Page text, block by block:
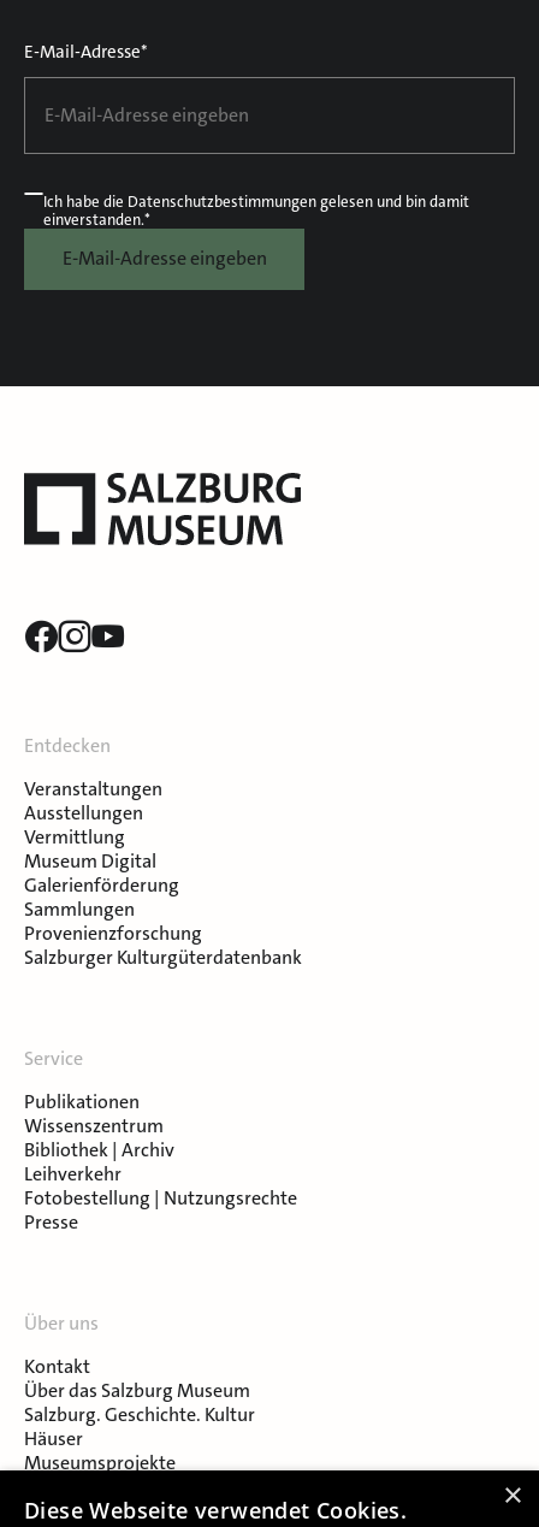
E-Mail-Adresse*
Ich habe die Datenschutzbestimmungengelesen und bin damit
einverstanden.*
E-Mail-Adresse eingeben
Entdecken
Veranstaltungen
Ausstellungen
Vermittlung
Museum Digital
Galerienförderung
Sammlungen
Provenienzforschung
Salzburger Kulturgüterdatenbank
Service
Publikationen
Wissenszentrum
Bibliothek | Archiv
Leihverkehr
Fotobestellung | Nutzungsrechte
Presse
Über uns
Kontakt
Über das Salzburg Museum
Salzburg. Geschichte. Kultur
Häuser
Museumsprojekte
Museumsverein Celtic Heritage
×
Diese Webseite verwendet Cookies.